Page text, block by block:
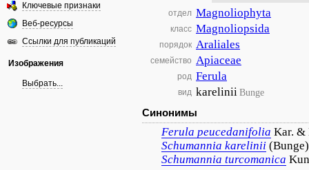
Ключевые признаки
Веб-ресурсы
Ссылки для публикаций
Изображения
Выбрать...
отдел Magnoliophyta
класс Magnoliopsida
порядок Araliales
семейство Apiaceae
род Ferula
вид kareliniiBunge
Синонимы
Ferula peucedanifolia Kar. &
Schumannia karelinii
Schumannia turcomanica